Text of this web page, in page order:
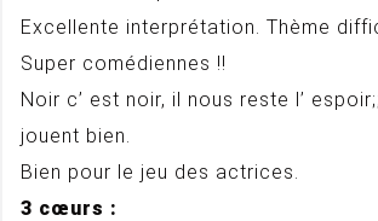
Excellente interprétation. Thème
Super comédiennes !!
Noir c’ est noir, il nous reste l’
jouent bien.
Bien pour le jeu des actrices.
3 cœurs :